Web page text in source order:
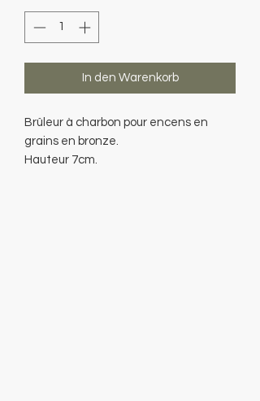
In den Warenkorb
Brûleur à charbon pour encens en
grains en bronze.
Hauteur 7cm.